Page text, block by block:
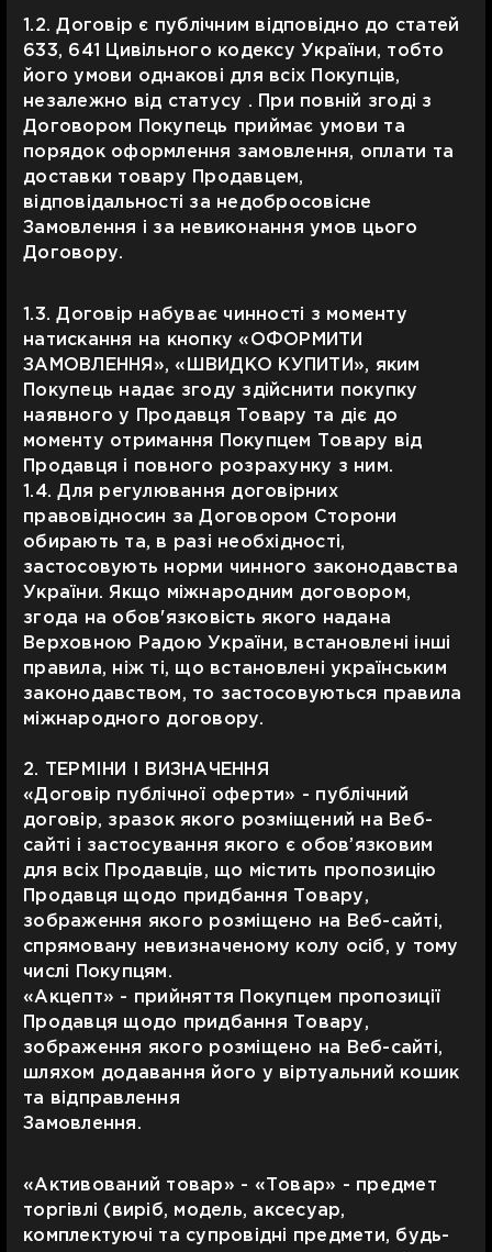
1.2. Договір є публічним відповідно до статей
633, 641 Цивільного кодексу України, тобто
його умови однакові для всіх Покупців,
незалежно від статусу . При повній згоді з
Договором Покупець приймає умови та
порядок оформлення замовлення, оплати та
доставки товару Продавцем,
відповідальності за недобросовісне
Замовлення і за невиконання умов цього
Договору.
1.3. Договір набуває чинності з моменту
натискання на кнопку «ОФОРМИТИ
ЗАМОВЛЕННЯ», «ШВИДКО КУПИТИ», яким
Покупець надає згоду здійснити покупку
наявного у Продавця Товару та діє до
моменту отримання Покупцем Товару від
Продавця і повного розрахунку з ним.
1.4. Для регулювання договірних
правовідносин за Договором Сторони
обирають та, в разі необхідності,
застосовують норми чинного законодавства
України. Якщо міжнародним договором,
згода на обов'язковість якого надана
Верховною Радою України, встановлені інші
правила, ніж ті, що встановлені українським
законодавством, то застосовуються правила
міжнародного договору.
2. ТЕРМІНИ І ВИЗНАЧЕННЯ
«Договір публічної оферти» - публічний
договір, зразок якого розміщений на Веб-
сайті і застосування якого є обов’язковим
для всіх Продавців, що містить пропозицію
Продавця щодо придбання Товару,
зображення якого розміщено на Веб-сайті,
спрямовану невизначеному колу осіб, у тому
числі Покупцям.
«Акцепт» - прийняття Покупцем пропозиції
Продавця щодо придбання Товару,
зображення якого розміщено на Веб-сайті,
шляхом додавання його у віртуальний кошик
та відправлення
Замовлення.
«Активований товар» - «Товар» - предмет
торгівлі (виріб, модель, аксесуар,
комплектуючі та супровідні предмети, будь-